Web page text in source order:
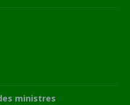
ministres